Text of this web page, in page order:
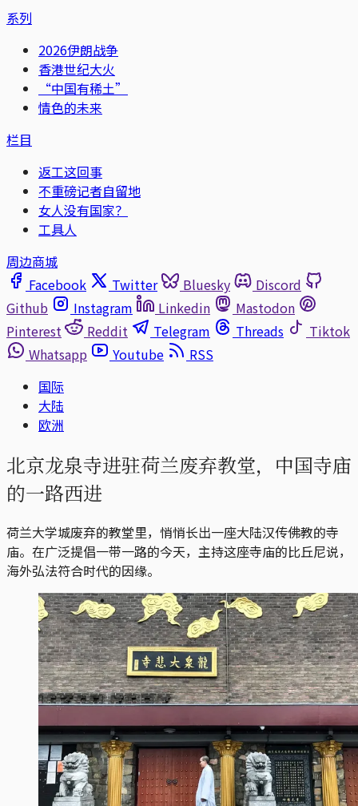
系列
2026伊朗战争
香港世纪大火
“中国有稀土”
情色的未来
栏目
返工这回事
不重磅记者自留地
女人没有国家？
工具人
周边商城
Facebook
Twitter Bluesky
Discord
Github
Instagram Linkedin
Mastodon
Pinterest
Reddit Telegram Threads
Tiktok
Whatsapp
Youtube
RSS
国际
大陆
欧洲
北京龙泉寺进驻荷兰废弃教堂，中国寺庙
的一路西进
荷兰大学城废弃的教堂里，悄悄长出一座大陆汉传佛教的寺
庙。在广泛提倡一带一路的今天，主持这座寺庙的比丘尼说，
海外弘法符合时代的因缘。